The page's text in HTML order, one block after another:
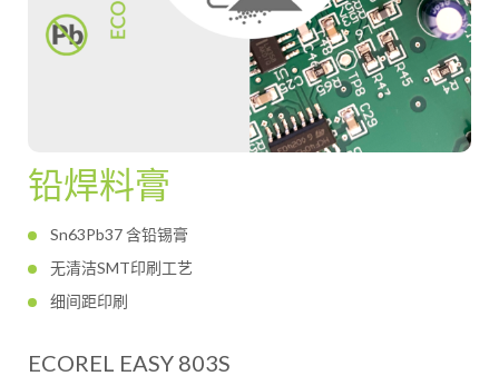
铅焊料膏
Sn63Pb37 含铅锡膏
无清洁SMT印刷工艺
细间距印刷
ECOREL EASY 803S